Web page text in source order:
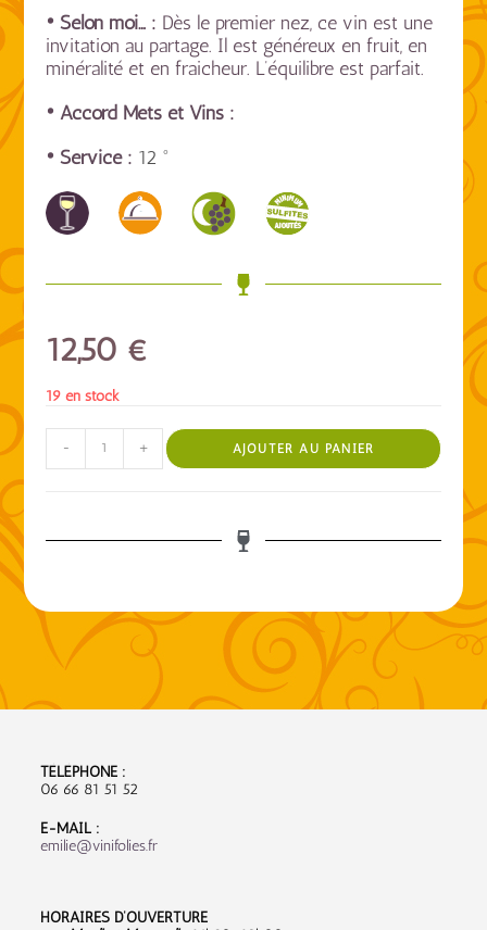
• Selon moi… : Dès le premier nez, ce vin est une
invitation au partage. Il est généreux en fruit, en
minéralité et en fraicheur. L’équilibre est parfait.
• Accord Mets et Vins :
• Service : 12 °
12,50 €
19 en stock
- + AJOUTER AU PANIER
TÉLÉPHONE :
06 66 81 51 52
E-MAIL :
emilie@vinifolies.fr
HORAIRES D’OUVERTURE